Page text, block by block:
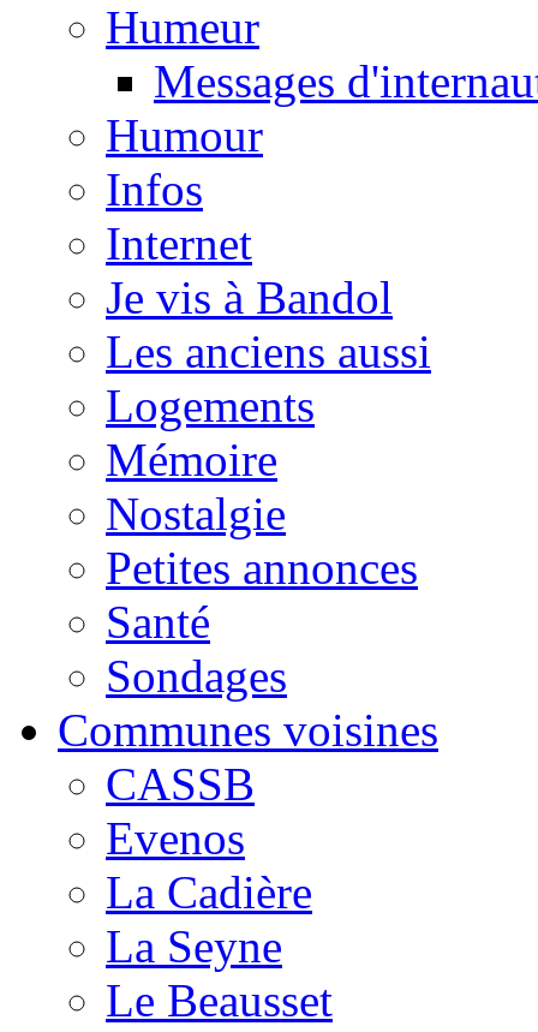
Humeur
Messages
Humour
Infos
Internet
Je vis à Bandol
Les anciens aussi
Logements
Mémoire
Nostalgie
Petites annonces
Santé
Sondages
Communes voisines
CASSB
Evenos
La Cadière
La Seyne
Le Beausset